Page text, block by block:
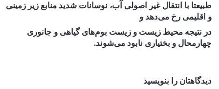
طبیعتا با انتقال غیر اصولی آب، نوسانات شدید منابع زیر زمینی
و اقلیمی رخ می‌دهد و
در نتیجه محیط زیست و زیست بوم‌های گیاهی و جانوری
چهارمحال و بختیاری نابود می‌شوند.
دیدگاهتان را بنویسید